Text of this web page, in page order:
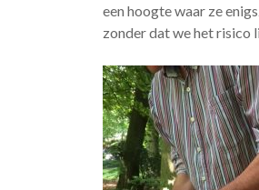
een hoogte waar ze
zonder dat we het risico